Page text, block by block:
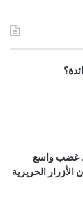
غضب واسع
الحريرية